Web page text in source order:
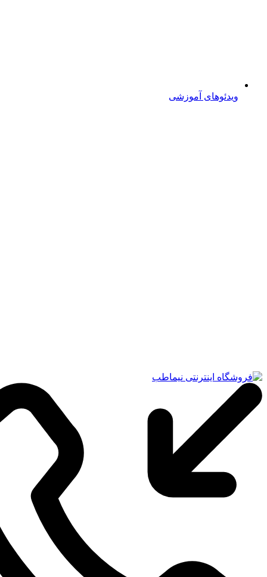
ویدئوهای آموزشی